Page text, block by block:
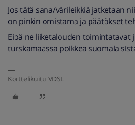
Jos tätä sana/värileikkiä jatketaan
on pinkin omistama ja päätökset
Eipä ne liiketalouden toimintatavat
turskamaassa poikkea
Korttelikuitu VDSL